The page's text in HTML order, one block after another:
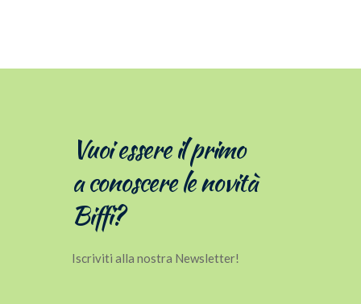
Vuoi essere il primo
a conoscere le novità
Biffi?
Iscriviti alla nostra Newsletter!